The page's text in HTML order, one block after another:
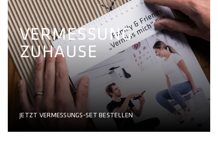
VERMESSUNG
ZUHAUSE
JETZT VERMESSUNGS-SET BESTELLEN